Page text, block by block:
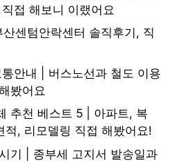
접 해보니 이랬어요
센텀안락센터 솔직후기, 직
안내 | 버스노선과 철도 이용
봤어요
추천 베스트 5 | 아파트, 복
적, 리모델링 직접 해봤어요!
기 | 종부세 고지서 발송일과